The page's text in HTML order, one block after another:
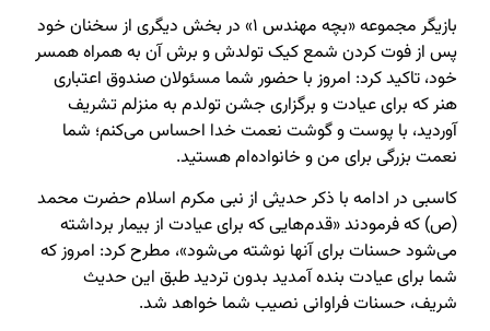
بازیگر مجموعه «بچه مهندس ۱» در بخش دیگری از سخنان خود
پس از فوت کردن شمع کیک تولدش و برش آن به همراه همسر
خود، تاکید کرد: امروز با حضور شما مسئولان صندوق اعتباری
هنر که برای عیادت و برگزاری جشن تولدم به منزلم تشریف
آوردید، با پوست و گوشت نعمت خدا احساس می‌کنم؛ شما
نعمت بزرگی برای من و خانواده‌ام هستید.
کاسبی در ادامه با ذکر حدیثی از نبی مکرم اسلام حضرت محمد
(ص) که فرمودند «قدم‌هایی که برای عیادت از بیمار برداشته
می‌شود حسنات برای آنها نوشته می‌شود»، مطرح کرد: امروز که
شما برای عیادت بنده آمدید بدون تردید طبق این حدیث
شریف، حسنات فراوانی نصیب شما خواهد شد.